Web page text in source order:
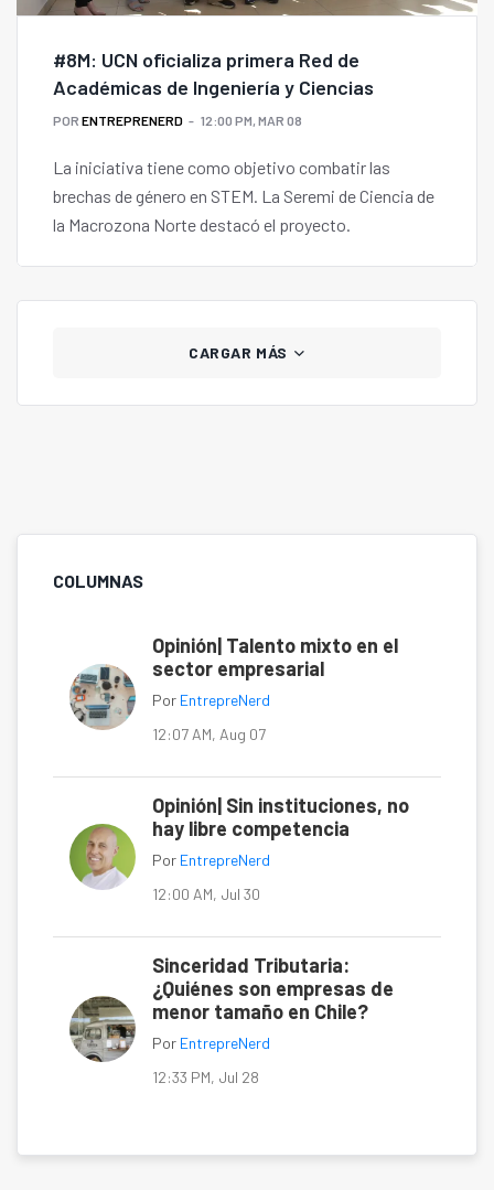
#8M: UCN oficializa primera Red de
Académicas de Ingeniería y Ciencias
POR ENTREPRENERD 12:00 PM, MAR 08
La iniciativa tiene como objetivo combatir las
brechas de género en STEM. La Seremi de Ciencia de
la Macrozona Norte destacó el proyecto.
CARGAR MÁS
COLUMNAS
Opinión| Talento mixto en el
sector empresarial
Por EntrepreNerd
12:07 AM, Aug 07
Opinión| Sin instituciones, no
hay libre competencia
Por EntrepreNerd
12:00 AM, Jul 30
Sinceridad Tributaria:
¿Quiénes son empresas de
menor tamaño en Chile?
Por EntrepreNerd
12:33 PM, Jul 28